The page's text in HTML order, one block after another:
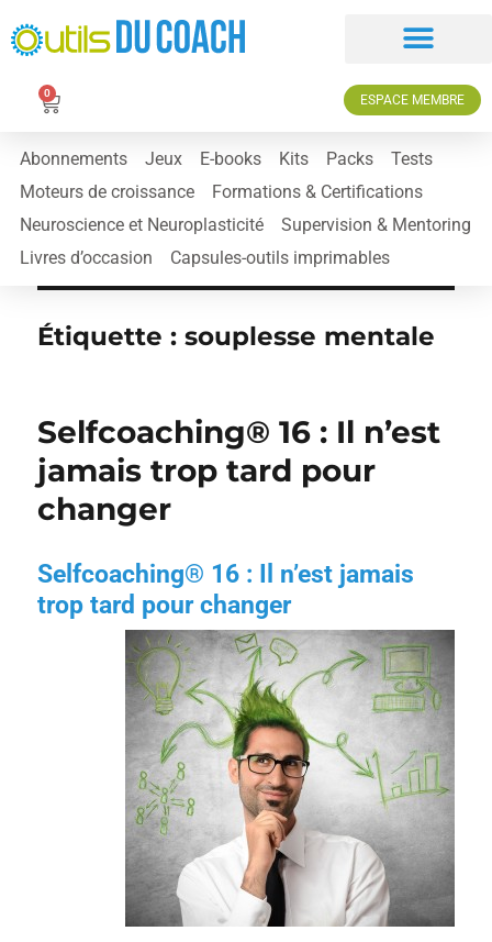
0 ESPACE MEMBRE
Abonnements Jeux E-books Kits Packs
Tests
Moteurs de croissance
Formations & Certifications
Neuroscience et Neuroplasticité
Supervision & Mentoring
Livres d’occasion
Capsules-outils imprimables
Étiquette :souplesse mentale
Selfcoaching® 16 : Il n’est
jamais trop tard pour
changer
Selfcoaching® 16 : Il n’est jamais
trop tard pour changer